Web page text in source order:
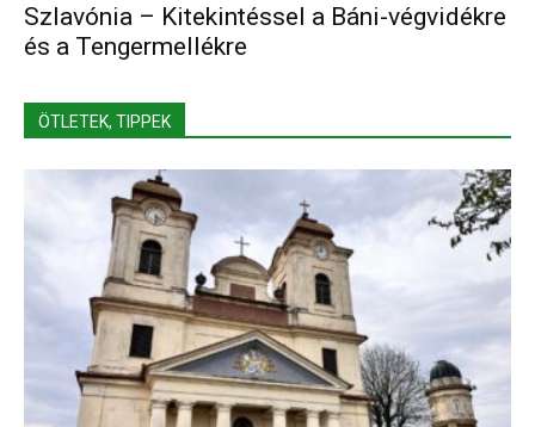
Szlavónia – Kitekintéssel a Báni-végvidékre
és a Tengermellékre
ÖTLETEK, TIPPEK